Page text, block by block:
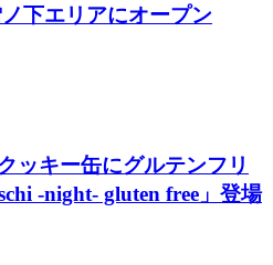
下エリアにオープン
ッキー缶にグルテンフリ
-night- gluten free」登場